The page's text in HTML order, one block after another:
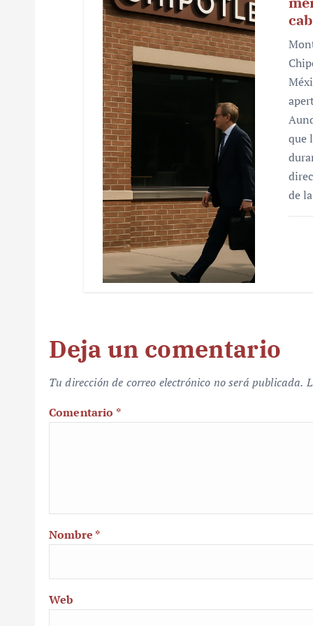
que
de
Deja un comentario
Tu dirección de correo electrónico no será publicada.
Comentario *
Nombre *
Web